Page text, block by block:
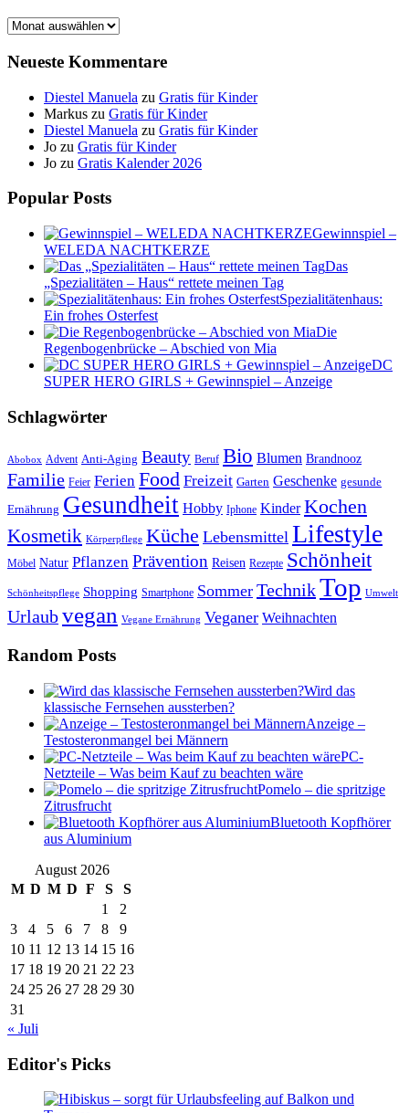
Archiv
Neueste Kommentare
Diestel Manuela zu Gratis für Kinder
Markus zu Gratis für Kinder
Diestel Manuela zu Gratis für Kinder
Jo zu Gratis für Kinder
Jo zu Gratis Kalender 2026
Popular Posts
Gewinnspiel –
WELEDA NACHTKERZE
Das
„Spezialitäten – Haus“ rettete meinen Tag
Spezialitätenhaus:
Ein frohes Osterfest
Die
Regenbogenbrücke – Abschied von Mia
DC
SUPER HERO GIRLS + Gewinnspiel – Anzeige
Schlagwörter
Abobox Advent Anti-Aging Beauty Beruf Bio Blumen Brandnooz
Familie Feier Ferien Food Freizeit Garten Geschenke gesunde
Ernährung Gesundheit Hobby Iphone Kinder Kochen
Kosmetik Körperpflege Küche Lebensmittel Lifestyle
Möbel Natur Pflanzen Prävention Reisen Rezepte Schönheit
Schönheitspflege Shopping Smartphone Sommer TechnikTop Umwelt
Urlaubvegan Vegane Ernährung Veganer Weihnachten
Random Posts
Wird das
klassische Fernsehen aussterben?
Anzeige –
Testosteronmangel bei Männern
PC-
Netzteile – Was beim Kauf zu beachten wäre
Pomelo – die spritzige
Zitrusfrucht
Bluetooth Kopfhörer
aus Aluminium
August 2026
M D M D F S
S
1
2
3
4 5 6 7 8
9
10 11 12 13 14 15 16
17 18 19 20 21 22 23
24 25 26 27 28 29 30
31
« Juli
Editor's Picks